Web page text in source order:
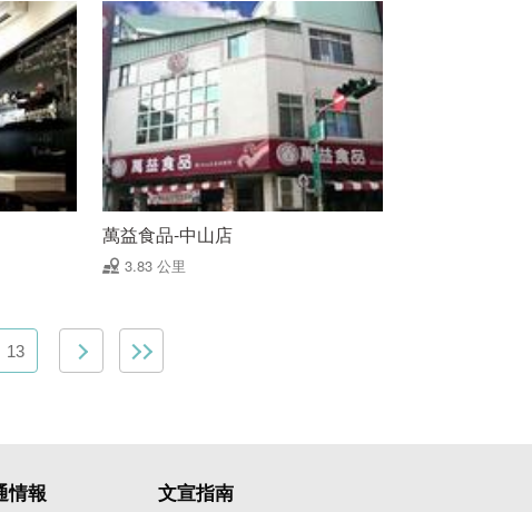
萬益食品-中山店
3.83 公里
13
情報 文宣指南